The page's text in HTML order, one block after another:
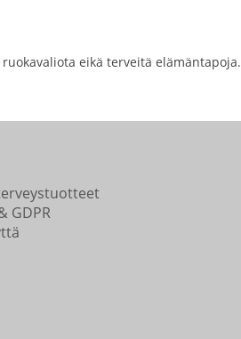
eikä terveitä elämäntapoja.
GDPR